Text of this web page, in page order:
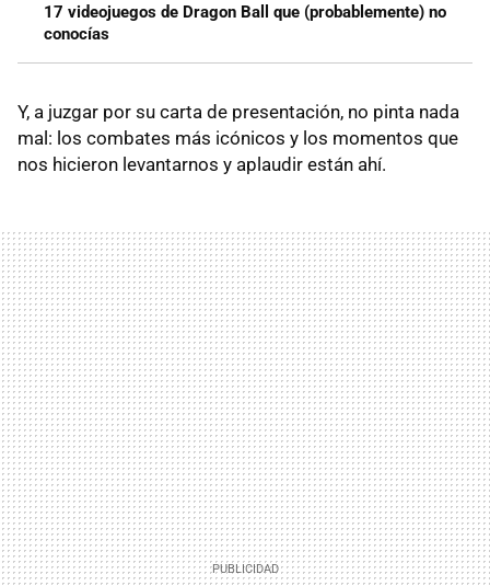
17 videojuegos de Dragon Ball que (probablemente) no
conocías
Y, a juzgar por su carta de presentación, no pinta nada
mal: los combates más icónicos y los momentos que
nos hicieron levantarnos y aplaudir están ahí.